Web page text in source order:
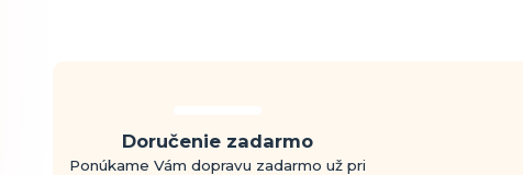
Doručenie zadarmo
Ponúkame Vám dopravu zadarmo už pri